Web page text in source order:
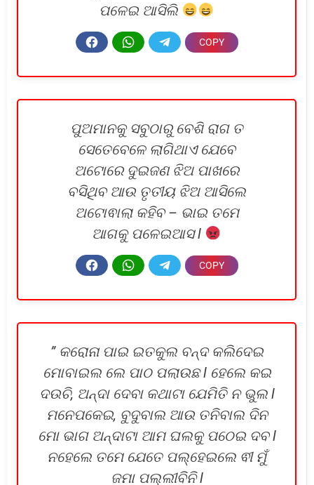
ପଳେଇ ଆସିଲି
ପୁଅମାନକୁ ସବୁଠାରୁ ବେଶି ରାଗ ତ
ସେତେବେଳେ ଲାଗିଥାଏ ଯେବେ
ଅଟୋରେ ଦୁଇଜଣ ଝିଅ ପାଖରେ
ବସିଥିବ ଆଉ ତୃତୀୟ ଝିଅ ଆସିଲେ
ଅଟୋଵାଲା କହିବ – ଭାଇ ତମେ
ଆଗକୁ ପଳେଇଆସ l
” କରୋନା ପାଇ ଇତକୁଲ ବନ୍ଦ କଲିଦେଇ
ମୋବାଇଲ ଲେ ପାଠ ପଲାଉଛ l ହେଲେ କଇ
ଦଉଚି, ଅନ୍ଦା ଦେବା କଥାଟା ଯେମିତି ନ ଭୁଲ l
ମନେପକେଇ, ବୁଦୁବାଲ ଆଉ ତନିବାଲ ଦିନ
ମୋ ଭାଗ ଅନ୍ଦାଟା ଆମ ଘଲକୁ ପଠେଇ ଦବ l
ନହେଲେ ତମେ ଯେତେ ପଲ୍ହେଇଲେ ଵୀ ମୁଁ
ଜମା ପଲ୍ଲୀବିନି l